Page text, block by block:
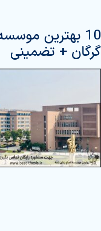
10 بهترین
گرگان + تضمینی